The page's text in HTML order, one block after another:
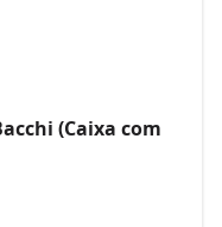
(Caixa com